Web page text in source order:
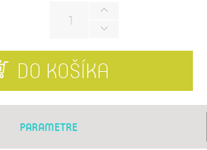
DO KOŠÍKA
PARAMETRE